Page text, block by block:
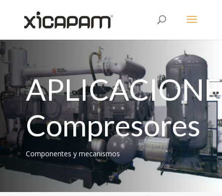
Compresores
Componentes y mecanismos